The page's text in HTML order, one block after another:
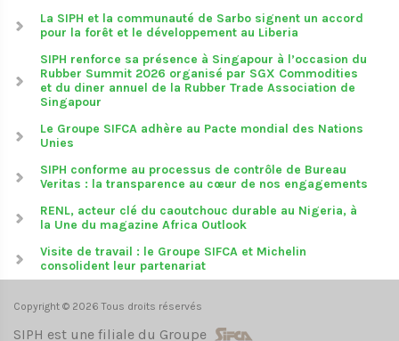
La SIPH et la communauté de Sarbo signent un accord
pour la forêt et le développement au Liberia
SIPH renforce sa présence à Singapour à l’occasion du
Rubber Summit 2026 organisé par SGX Commodities
et du diner annuel de la Rubber Trade Association de
Singapour
Le Groupe SIFCA adhère au Pacte mondial des Nations
Unies
SIPH conforme au processus de contrôle de Bureau
Veritas : la transparence au cœur de nos engagements
RENL, acteur clé du caoutchouc durable au Nigeria, à
la Une du magazine Africa Outlook
Visite de travail : le Groupe SIFCA et Michelin
consolident leur partenariat
Copyright © 2026 Tous droits réservés
SIPH est une filiale du Groupe